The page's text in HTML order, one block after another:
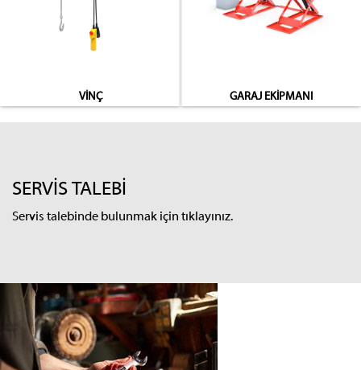
VİNÇ GARAJ EKİPMANI
SERVİS TALEBİ
Servis talebinde bulunmak için tıklayınız.